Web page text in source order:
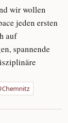
wir wollen
jeden ersten
auf
spannende